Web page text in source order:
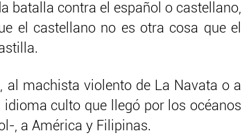
batalla contra el español o castellano,
el castellano no es otra cosa que el
al machista violento de La Navata o a
idioma culto que llegó por los océanos
, a América y Filipinas.